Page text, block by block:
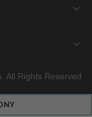
All Rights Reserved